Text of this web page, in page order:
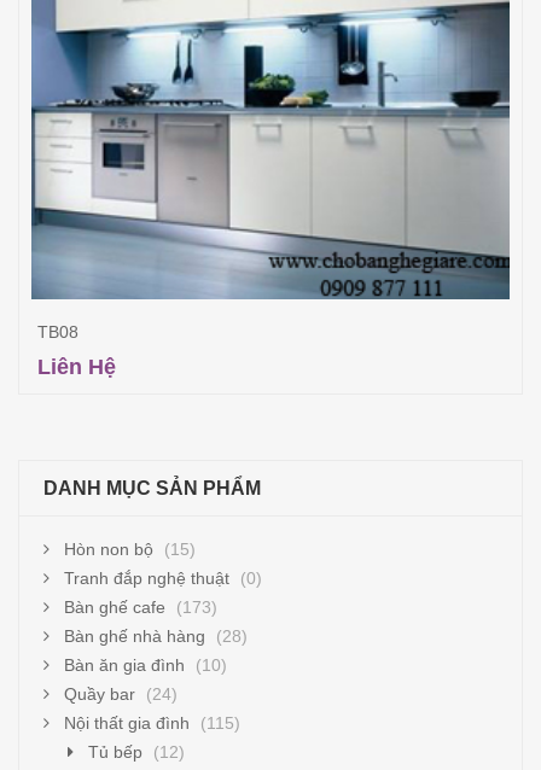
TB08
Liên Hệ
DANH MỤC SẢN PHẨM
Hòn non bộ
(15)
Tranh đắp nghệ thuật
(0)
Bàn ghế cafe
(173)
Bàn ghế nhà hàng
(28)
Bàn ăn gia đình
(10)
Quầy bar
(24)
Nội thất gia đình
(115)
Tủ bếp
(12)